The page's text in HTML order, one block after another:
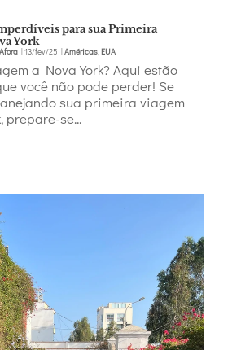
para sua Primeira
York
|13/fev/25 |Américas,EUA
a Nova York? Aqui estão
você não pode perder! Se
sua primeira viagem
prepare-se...